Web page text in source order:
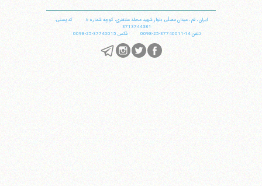
ایران،قم،میدان مصلّی، بلوار شهید محمّد منتظری، كوچه شماره ٨
کد پستی:
3713744381
تلفن14-37740011-25-0098 فکس 37740015-25-0098